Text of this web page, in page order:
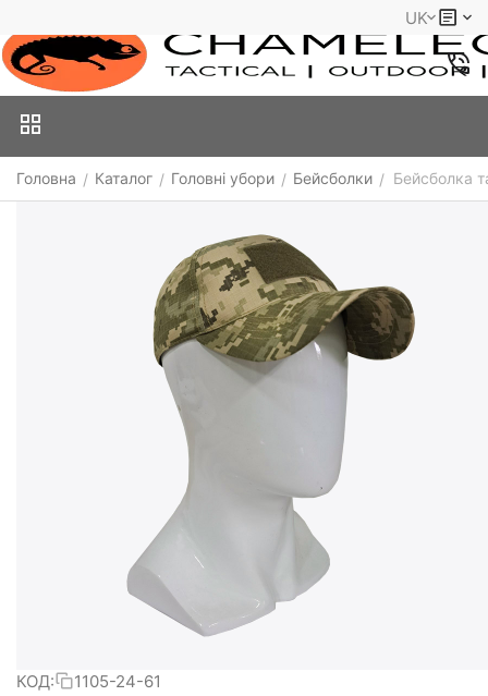
UK
Головна / Каталог / Головні убори / Бейсболки / Бейсболка
КОД: 1105-24-61